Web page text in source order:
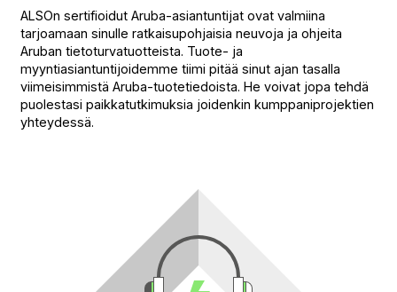
ALSOn sertifioidut Aruba-asiantuntijat ovat valmiina
tarjoamaan sinulle ratkaisupohjaisia neuvoja ja ohjeita
Aruban tietoturvatuotteista. Tuote- ja
myyntiasiantuntijoidemme tiimi pitää sinut ajan tasalla
viimeisimmistä Aruba-tuotetiedoista. He voivat jopa tehdä
puolestasi paikkatutkimuksia joidenkin kumppaniprojektien
yhteydessä.